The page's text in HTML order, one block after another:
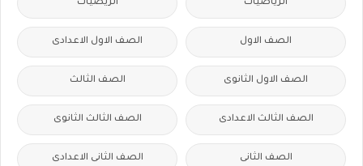
الرياضيات الريضيات
الصف الاول الصف الاول الاعدادى
الصف الاول الثانوى الصف الثالث
الصف الثالث الاعدادى الصف الثالث الثانوى
الصف الثانى الصف الثانى الاعدادى